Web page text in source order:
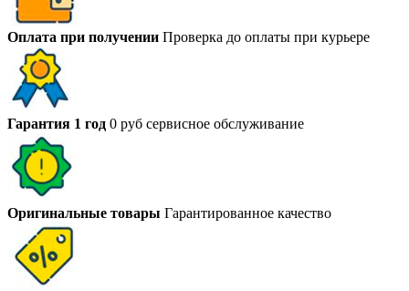
Оплата при получении Проверка до оплаты при курьере
Гарантия 1 год 0 руб сервисное обслуживание
Оригинальные товары Гарантированное качество